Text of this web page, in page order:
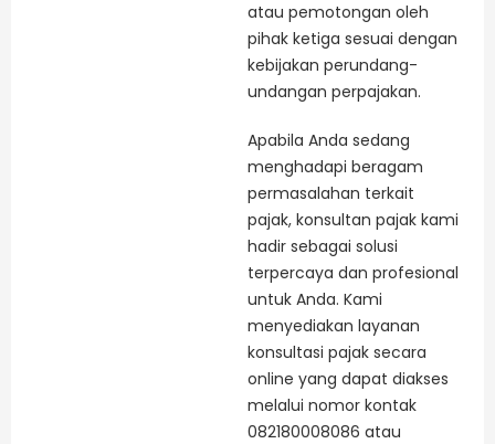
atau pemotongan oleh
pihak ketiga sesuai dengan
kebijakan perundang-
undangan perpajakan.
Apabila Anda sedang
menghadapi beragam
permasalahan terkait
pajak, konsultan pajak kami
hadir sebagai solusi
terpercaya dan profesional
untuk Anda. Kami
menyediakan layanan
konsultasi pajak secara
online yang dapat diakses
melalui nomor kontak
082180008086 atau